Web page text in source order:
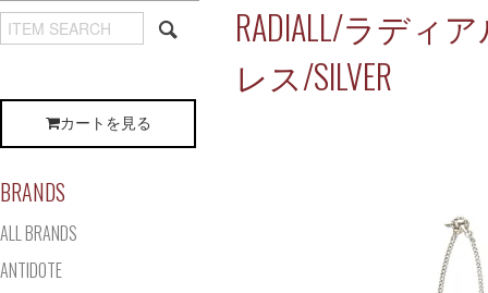
RADIALL/ラディア
レス/SILVER
カートを見る
BRANDS
ALL BRANDS
ANTIDOTE